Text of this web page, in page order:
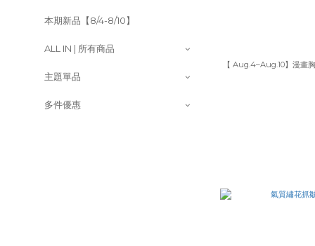
本期新品【8/4-8/10】
ALL IN | 所有商品
主題單品
多件優惠
【 Aug.4–Aug.10】漫畫